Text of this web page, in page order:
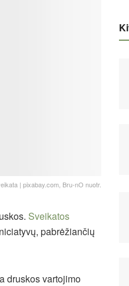
| pixabay.com, Bru-nO nuotr.
Sveikatos
pabrėžiančių
druskos vartojimo